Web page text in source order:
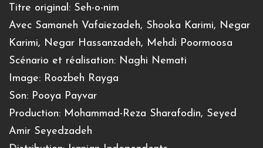
Titre original: Seh-o-nim
Avec Samaneh Vafaiezadeh, Shooka Karimi, Negar
Karimi, Negar Hassanzadeh, Mehdi Poormoosa
Scénario et réalisation: Naghi Nemati
Image: Roozbeh Rayga
Son: Pooya Payvar
Production: Mohammad-Reza Sharafodin, Seyed
Amir Seyedzadeh